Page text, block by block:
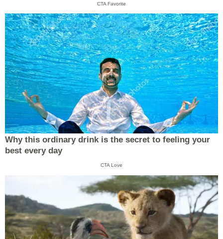
CTA Favorite
Why this ordinary drink is the secret to feeling your
best every day
CTA Love